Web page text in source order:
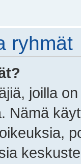
ryhmät
joilla
Nämä